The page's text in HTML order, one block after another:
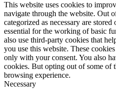
This website uses cookies to
navigate through the website. Out
categorized as necessary are
essential for the working of basic
also use third-party cookies that
you use this website. These
only with your consent. You also
cookies. But opting out of some of
browsing experience.
Necessary